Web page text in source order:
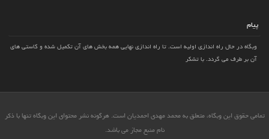
پیام
وبگاه در حال راه اندازی اولیه است. تا راه اندازی نهایی همه بخش های آن تکمیل شده و کاستی های
آن بر طرف می گردد. با تشکر
تمامی حقوق این وبگاه، متعلق به محمد مهدی احمدیان است. هرگونه نشر محتوای این وبگاه تنها با ذکر
نام منبع مجاز می باشد.